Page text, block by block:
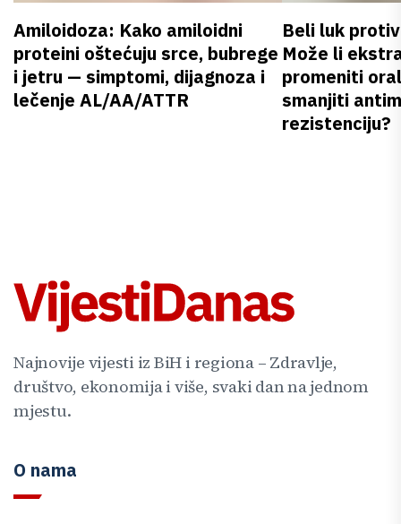
Amiloidoza: Kako amiloidni
proteini oštećuju srce, bubrege
i jetru — simptomi, dijagnoza i
lečenje AL/AA/ATTR
Beli luk
Može li
promeniti
smanjiti
rezistenciju?
Najnovije vijesti iz BiH i regiona – Zdravlje,
društvo, ekonomija i više, svaki dan na jednom
mjestu.
O nama